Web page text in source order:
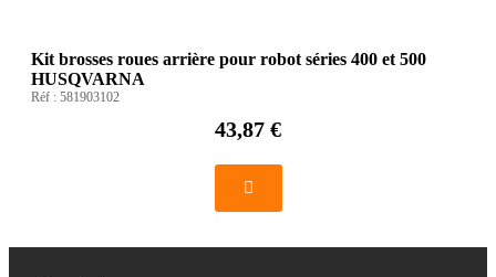
Kit brosses roues arrière pour robot séries 400 et 500
HUSQVARNA
Réf : 581903102
43,87 €